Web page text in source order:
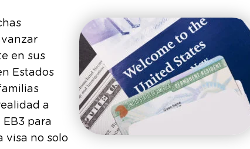
en sus
Estados
a
para
visa no solo